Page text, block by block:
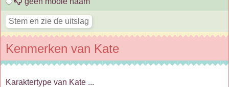
Kenmerken van Kate
Karaktertype van Kate ...